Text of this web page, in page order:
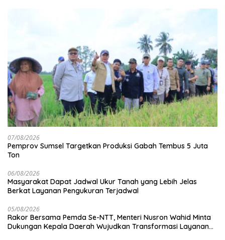
07/08/2026
Pemprov Sumsel Targetkan Produksi Gabah Tembus 5 Juta
Ton
06/08/2026
Masyarakat Dapat Jadwal Ukur Tanah yang Lebih Jelas
Berkat Layanan Pengukuran Terjadwal
05/08/2026
Rakor Bersama Pemda Se-NTT, Menteri Nusron Wahid Minta
Dukungan Kepala Daerah Wujudkan Transformasi Layanan